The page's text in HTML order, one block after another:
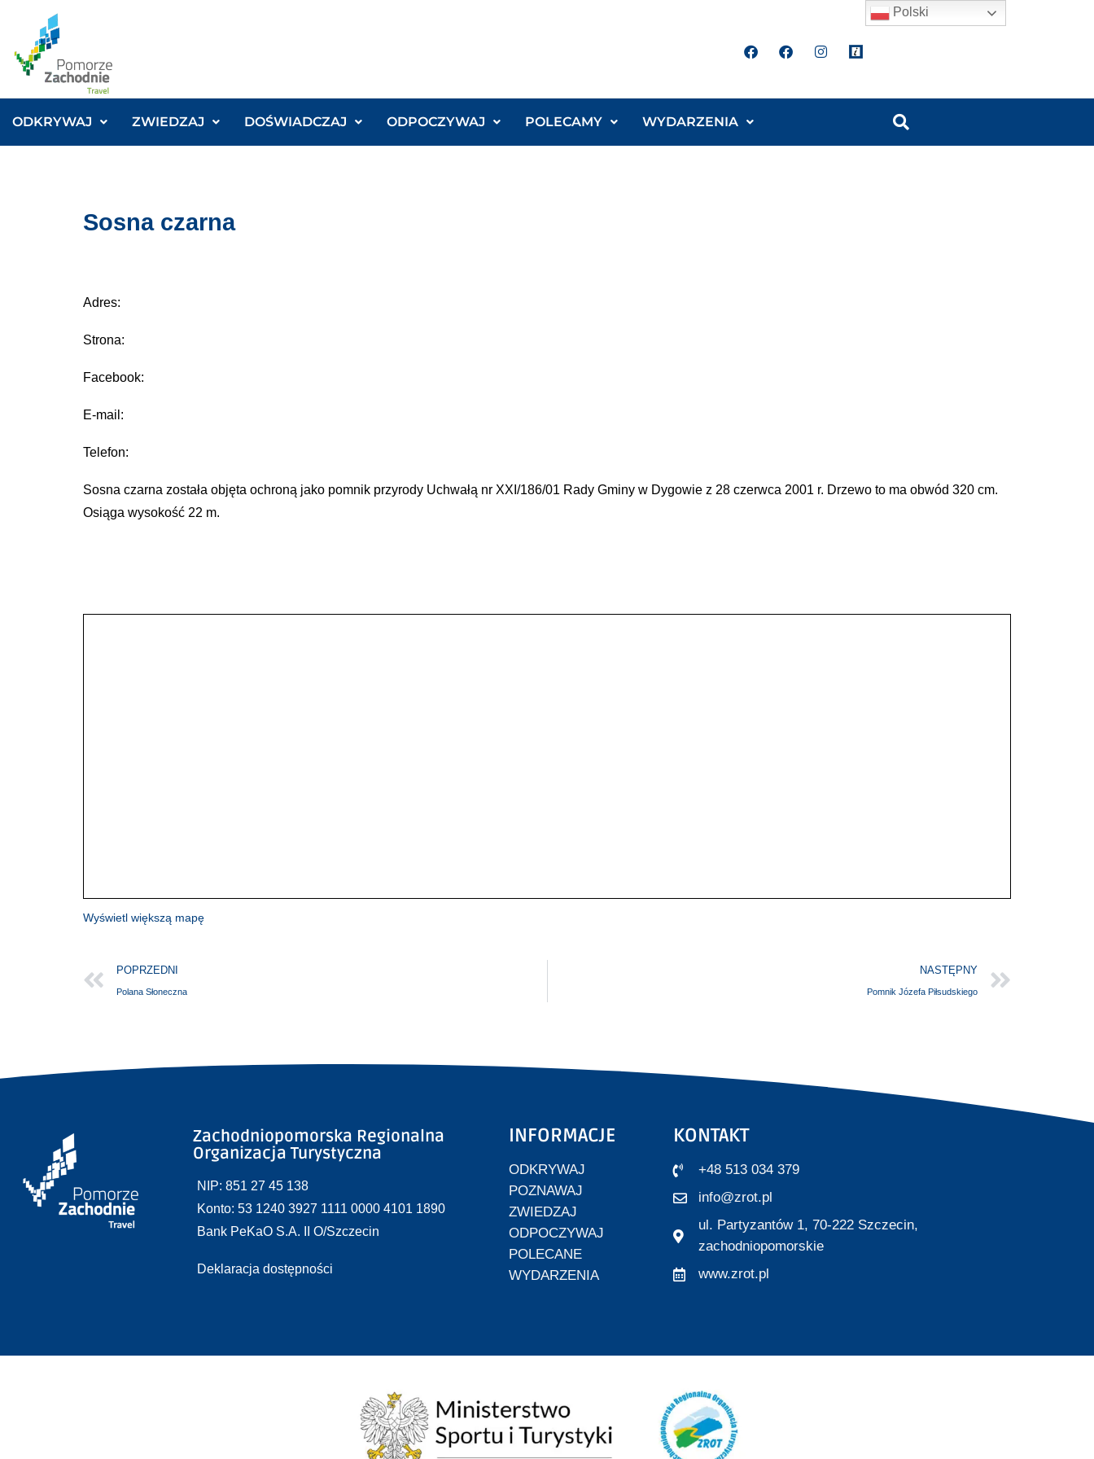
ODKRYWAJ ZWIEDZAJ DOŚWIADCZAJ ODPOCZYWAJ POLECAMY WYDARZENIA
Sosna czarna
Adres:
Strona:
Facebook:
E-mail:
Telefon:
Sosna czarna została objęta ochroną jako pomnik przyrody Uchwałą nr XXI/186/01 Rady Gminy w Dygowie z 28 czerwca 2001 r. Drzewo to ma obwód 320 cm.
Osiąga wysokość 22 m.
Wyświetl większą mapę
POPRZEDNI
Polana Słoneczna
NASTĘPNY
Pomnik Józefa Piłsudskiego
Zachodniopomorska Regionalna
Organizacja Turystyczna
NIP: 851 27 45 138
Konto: 53 1240 3927 1111 0000 4101 1890
Bank PeKaO S.A. II O/Szczecin
Deklaracja dostępności
INFORMACJE
ODKRYWAJ
POZNAWAJ
ZWIEDZAJ
ODPOCZYWAJ
POLECANE
WYDARZENIA
KONTAKT
+48 513 034 379
info@zrot.pl
ul. Partyzantów 1, 70-222 Szczecin,
zachodniopomorskie
www.zrot.pl
Polski